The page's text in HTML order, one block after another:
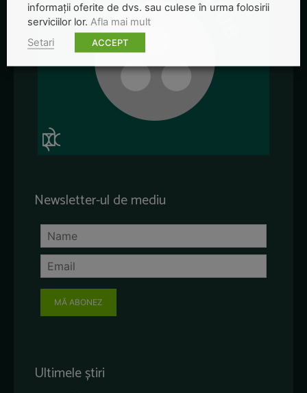
Newsletter-ul de mediu
MĂ ABONEZ
Ultimele știri
informații oferite de dvs. sau culese în urma folosirii
serviciilor lor. Afla mai mult
Setari
ACCEPT